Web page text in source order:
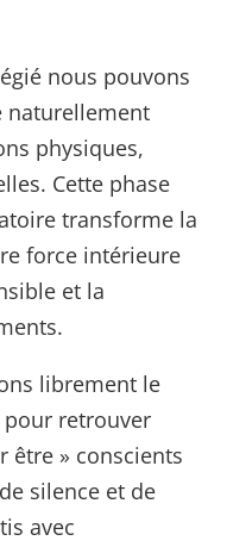
nous pouvons
naturellement
physiques,
Cette phase
transforme la
force intérieure
et la
librement le
retrouver
être » conscients
silence et de
avec